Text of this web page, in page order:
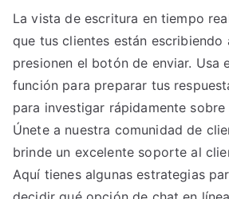
La vista de escritura en tiempo
que tus clientes están escribiendo
presionen el botón de enviar. Usa
función para preparar tus
para investigar rápidamente
Únete a nuestra comunidad de
brinde un excelente soporte al
Aquí tienes algunas estrategias